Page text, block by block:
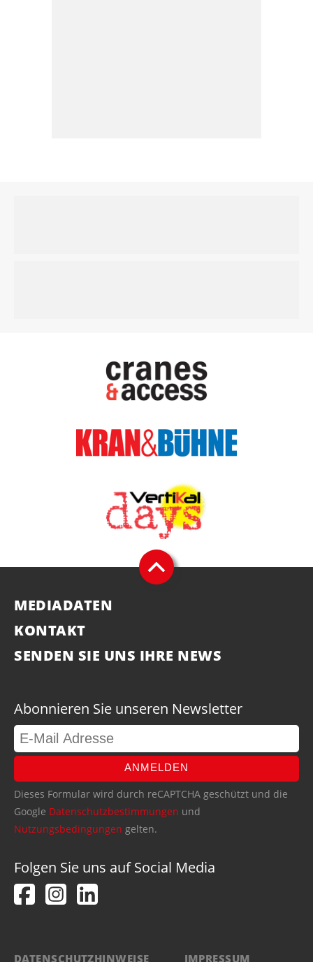
MEDIADATEN
KONTAKT
SENDEN SIE UNS IHRE NEWS
Abonnieren Sie unseren Newsletter
ANMELDEN
Dieses Formular wird durch reCAPTCHA geschützt und die
Google Datenschutzbestimmungen und
Nutzungsbedingungen gelten.
Folgen Sie uns auf Social Media
DATENSCHUTZHINWEISE IMPRESSUM